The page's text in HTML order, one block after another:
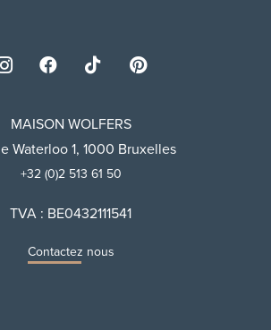
MAISON WOLFERS
Waterloo 1, 1000 Bruxelles
+32 (0)2 513 61 50
TVA : BE0432111541
Contactez nous